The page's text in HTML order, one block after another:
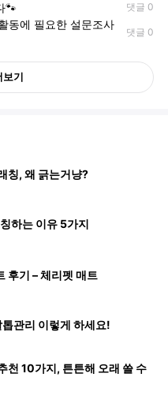
🐾 댓글 0
동에 필요한 설문조사
댓글 0
기
칭, 왜 긁는거냥?
하는 이유 5가지
후기 – 체리펫 매트
관리 이렇게 하세요!
천 10가지, 튼튼해 오래 쓸 수